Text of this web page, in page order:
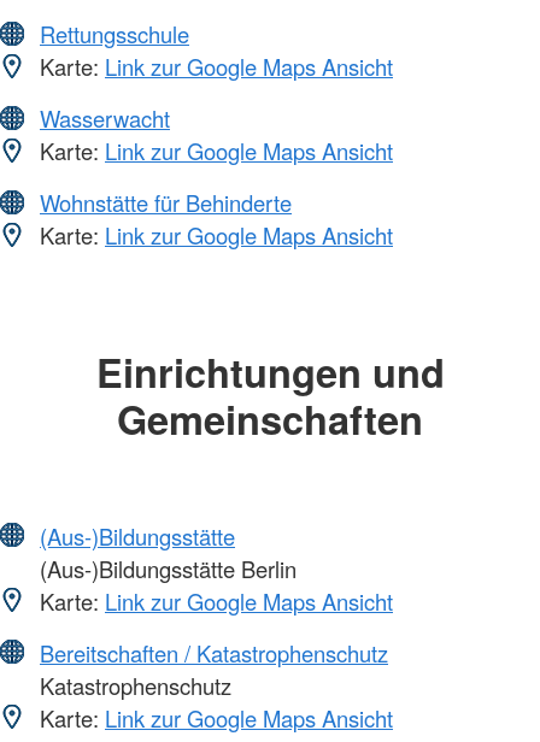
Rettungsschule
Karte: Link zur Google Maps Ansicht
Wasserwacht
Karte: Link zur Google Maps Ansicht
Wohnstätte für Behinderte
Karte: Link zur Google Maps Ansicht
Einrichtungen und
Gemeinschaften
(Aus-)Bildungsstätte
(Aus-)Bildungsstätte Berlin
Karte: Link zur Google Maps Ansicht
Bereitschaften / Katastrophenschutz
Katastrophenschutz
Karte: Link zur Google Maps Ansicht